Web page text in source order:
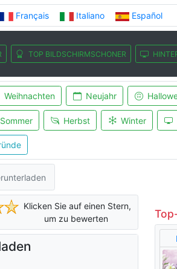
Français Italiano Español
TOP BILDSCHIRMSCHONER
Weihnachten Neujahr
Sommer Herbst Winter
Klicken Sie auf einen Stern,
um zu bewerten